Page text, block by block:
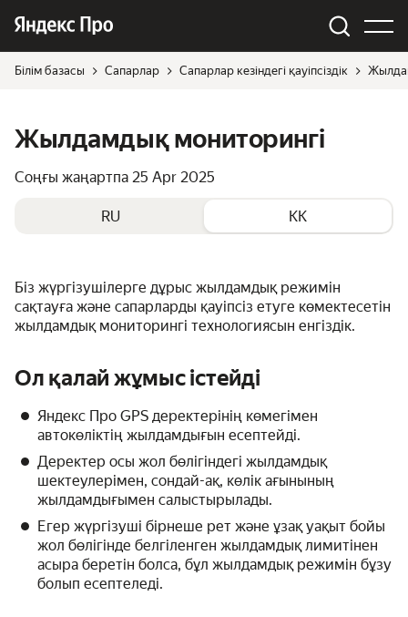
Білім базасы Сапарлар Сапарлар кезіндегі қауіпсіздік
Жылдамдық мониторингі
Соңғы жаңартпа 25 Apr 2025
RU KK
Біз жүргізушілерге дұрыс жылдамдық режимін
сақтауға және сапарларды қауіпсіз етуге көмектесетін
жылдамдық мониторингі технологиясын енгіздік.
Ол қалай жұмыс істейді
Яндекс Про GPS деректерінің көмегімен
автокөліктің жылдамдығын есептейді.
Деректер осы жол бөлігіндегі жылдамдық
шектеулерімен, сондай-ақ, көлік ағынының
жылдамдығымен салыстырылады.
Егер жүргізуші бірнеше рет және ұзақ уақыт бойы
жол бөлігінде белгіленген жылдамдық лимитінен
асыра беретін болса, бұл жылдамдық режимін бұзу
болып есептеледі.